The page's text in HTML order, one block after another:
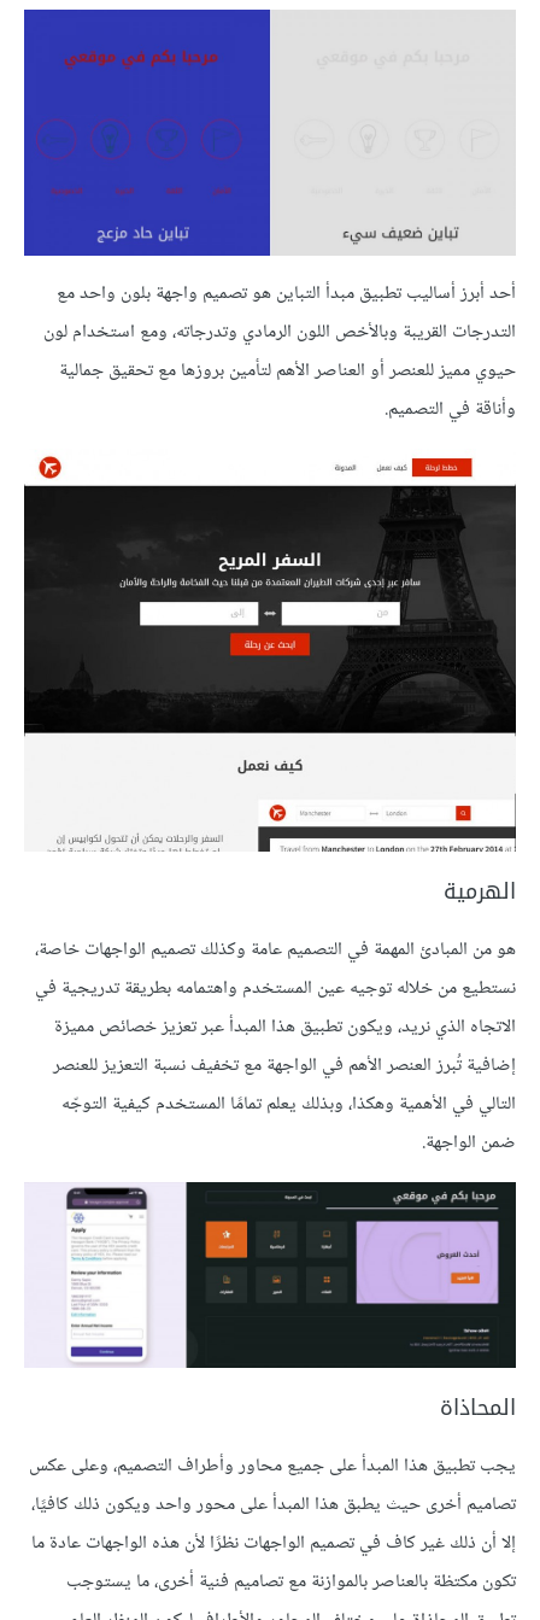
أحد أبرز أساليب تطبيق مبدأ التباين هو تصميم واجهة بلون واحد مع
التدرجات القريبة وبالأخص اللون الرمادي وتدرجاته، ومع استخدام لون
حيوي مميز للعنصر أو العناصر الأهم لتأمين بروزها مع تحقيق جمالية
وأناقة في التصميم.
الهرمية
هو من المبادئ المهمة في التصميم عامة وكذلك تصميم الواجهات خاصة،
نستطيع من خلاله توجيه عين المستخدم واهتمامه بطريقة تدريجية في
الاتجاه الذي نريد، ويكون تطبيق هذا المبدأ عبر تعزيز خصائص مميزة
إضافية تُبرز العنصر الأهم في الواجهة مع تخفيف نسبة التعزيز للعنصر
التالي في الأهمية وهكذا، وبذلك يعلم تمامًا المستخدم كيفية التوجّه
ضمن الواجهة.
المحاذاة
يجب تطبيق هذا المبدأ على جميع محاور وأطراف التصميم، وعلى عكس
تصاميم أخرى حيث يطبق هذا المبدأ على محور واحد ويكون ذلك كافيًا،
إلا أن ذلك غير كاف في تصميم الواجهات نظرًا لأن هذه الواجهات عادة ما
تكون مكتظة بالعناصر بالموازنة مع تصاميم فنية أخرى، ما يستوجب